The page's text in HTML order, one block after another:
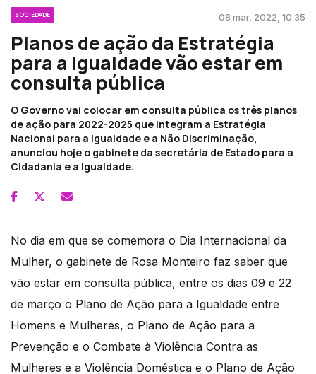
SOCIEDADE 08 mar, 2022, 10:35
Planos de ação da Estratégia
para a Igualdade vão estar em
consulta pública
O Governo vai colocar em consulta pública os três planos
de ação para 2022-2025 que integram a Estratégia
Nacional para a Igualdade e a Não Discriminação,
anunciou hoje o gabinete da secretária de Estado para a
Cidadania e a Igualdade.
No dia em que se comemora o Dia Internacional da
Mulher, o gabinete de Rosa Monteiro faz saber que
vão estar em consulta pública, entre os dias 09 e 22
de março o Plano de Ação para a Igualdade entre
Homens e Mulheres, o Plano de Ação para a
Prevenção e o Combate à Violência Contra as
Mulheres e a Violência Doméstica e o Plano de Ação